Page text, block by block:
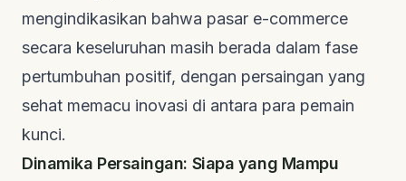
mengindikasikan bahwa pasar e-commerce
secara keseluruhan masih berada dalam fase
pertumbuhan positif, dengan persaingan yang
sehat memacu inovasi di antara para pemain
kunci.
Dinamika Persaingan: Siapa yang Mampu